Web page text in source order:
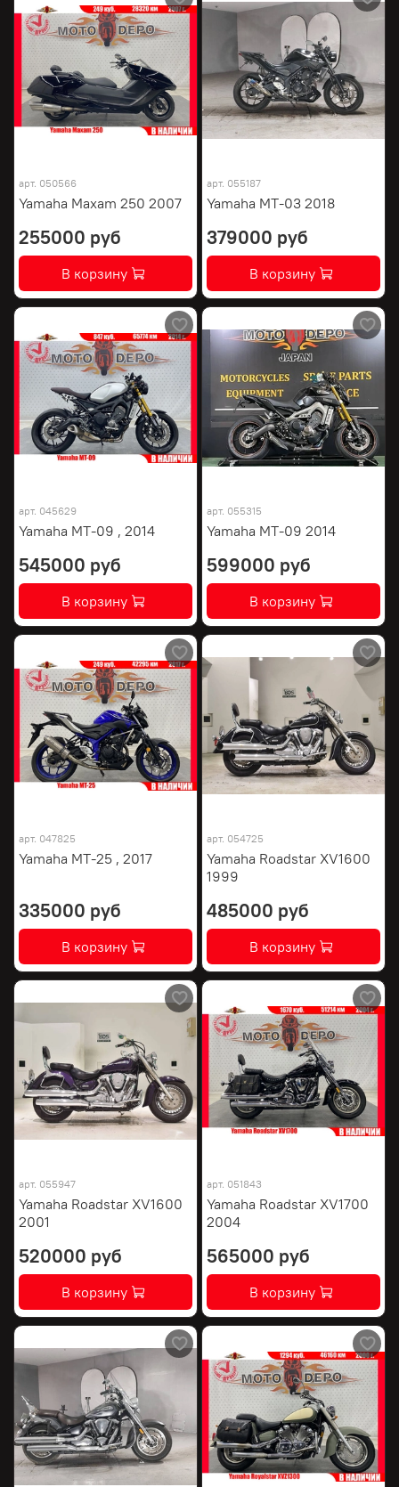
арт. 050566
Yamaha Maxam 250 2007
255000 руб
В корзину
арт. 055187
Yamaha MT-03 2018
379000 руб
В корзину
арт. 045629
Yamaha MT-09 , 2014
545000 руб
В корзину
арт. 055315
Yamaha MT-09 2014
599000 руб
В корзину
арт. 047825
Yamaha MT-25 , 2017
335000 руб
В корзину
арт. 054725
Yamaha Roadstar XV1600
1999
485000 руб
В корзину
арт. 055947
Yamaha Roadstar XV1600
2001
520000 руб
В корзину
арт. 051843
Yamaha Roadstar XV1700
2004
565000 руб
В корзину